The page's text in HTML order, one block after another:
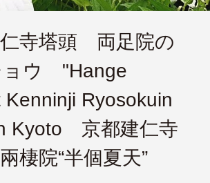
寺塔頭 両足院の
ョウ "Hange
Kenninji Ryosokuin
Kyoto 京都建仁寺
棲院“半個夏天”